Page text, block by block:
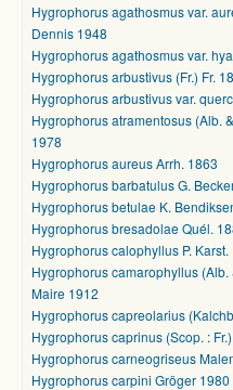
Hygrophorus agathosmus var.
Dennis 1948
Hygrophorus agathosmus var.
Hygrophorus arbustivus (Fr.) Fr.
Hygrophorus arbustivus var.
Hygrophorus atramentosus (Alb.
1978
Hygrophorus aureus Arrh. 1863
Hygrophorus barbatulus G.
Hygrophorus betulae K.
Hygrophorus bresadolae Quél.
Hygrophorus calophyllus P. Karst.
Hygrophorus camarophyllus
Maire 1912
Hygrophorus capreolarius
Hygrophorus caprinus (Scop. :
Hygrophorus carneogriseus
Hygrophorus carpini Gröger 1980